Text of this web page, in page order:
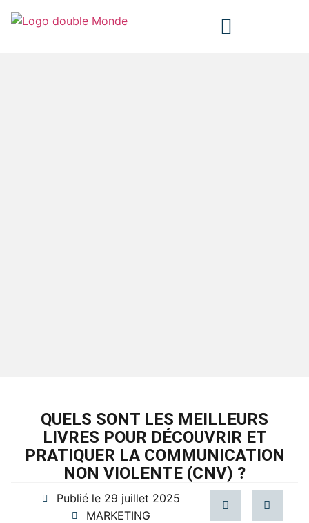
QUELS SONT LES MEILLEURS
LIVRES POUR DÉCOUVRIR ET
PRATIQUER LA COMMUNICATION
NON VIOLENTE (CNV) ?
Publié le 29 juillet 2025
MARKETING